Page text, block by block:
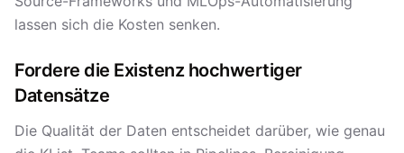
lassen sich die Kosten senken.
Fordere die Existenz hochwertiger
Datensätze
Die Qualität der Daten entscheidet darüber, wie genau